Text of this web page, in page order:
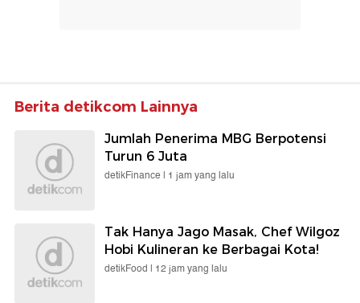
Berita detikcom Lainnya
Jumlah Penerima MBG Berpotensi
Turun 6 Juta
detikFinance | 1 jam yang lalu
Tak Hanya Jago Masak, Chef Wilgoz
Hobi Kulineran ke Berbagai Kota!
detikFood | 12 jam yang lalu